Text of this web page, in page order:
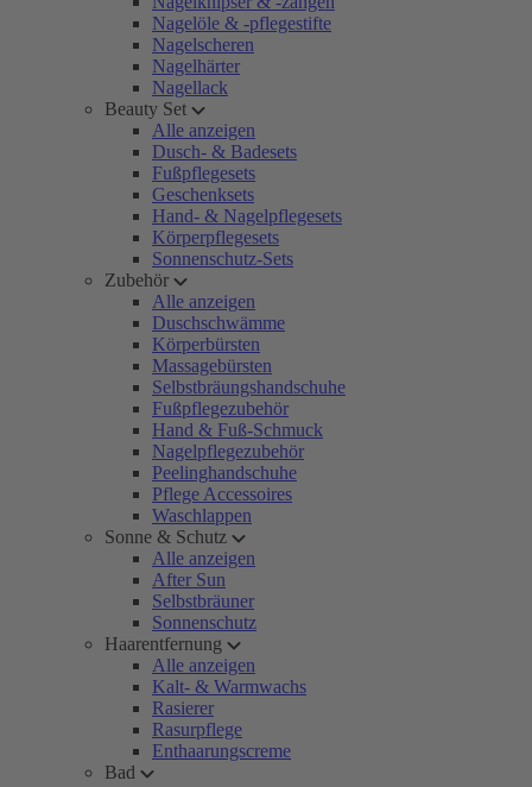
Nagelöle & -pflegestifte
Nagelscheren
Nagelhärter
Nagellack
Beauty Set
Alle anzeigen
Dusch- & Badesets
Fußpflegesets
Geschenksets
Hand- & Nagelpflegesets
Körperpflegesets
Sonnenschutz-Sets
Zubehör
Alle anzeigen
Duschschwämme
Körperbürsten
Massagebürsten
Selbstbräungshandschuhe
Fußpflegezubehör
Hand & Fuß-Schmuck
Nagelpflegezubehör
Peelinghandschuhe
Pflege Accessoires
Waschlappen
Sonne & Schutz
Alle anzeigen
After Sun
Selbstbräuner
Sonnenschutz
Haarentfernung
Alle anzeigen
Kalt- & Warmwachs
Rasierer
Rasurpflege
Enthaarungscreme
Bad